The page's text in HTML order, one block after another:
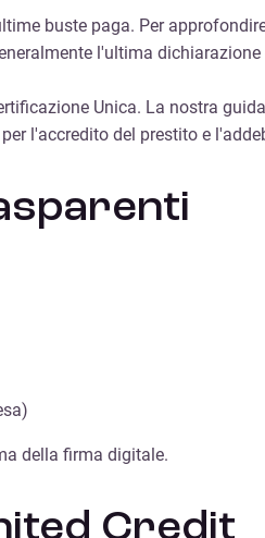
buste paga. Per
l'ultima
Unica. La nostra
per l'accredito del prestito e
della firma digitale.